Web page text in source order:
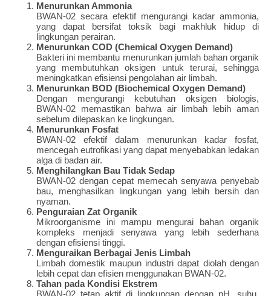
Menurunkan Ammonia
BWAN-02 secara efektif mengurangi kadar ammonia,
yang dapat bersifat toksik bagi makhluk hidup di
lingkungan perairan.
Menurunkan COD (Chemical Oxygen Demand)
Bakteri ini membantu menurunkan jumlah bahan organik
yang membutuhkan oksigen untuk terurai, sehingga
meningkatkan efisiensi pengolahan air limbah.
Menurunkan BOD (Biochemical Oxygen Demand)
Dengan mengurangi kebutuhan oksigen biologis,
BWAN-02 memastikan bahwa air limbah lebih aman
sebelum dilepaskan ke lingkungan.
Menurunkan Fosfat
BWAN-02 efektif dalam menurunkan kadar fosfat,
mencegah eutrofikasi yang dapat menyebabkan ledakan
alga di badan air.
Menghilangkan Bau Tidak Sedap
BWAN-02 dengan cepat memecah senyawa penyebab
bau, menghasilkan lingkungan yang lebih bersih dan
nyaman.
Penguraian Zat Organik
Mikroorganisme ini mampu mengurai bahan organik
kompleks menjadi senyawa yang lebih sederhana
dengan efisiensi tinggi.
Menguraikan Berbagai Jenis Limbah
Limbah domestik maupun industri dapat diolah dengan
lebih cepat dan efisien menggunakan BWAN-02.
Tahan pada Kondisi Ekstrem
BWAN-02 tetap aktif di lingkungan dengan pH, suhu,